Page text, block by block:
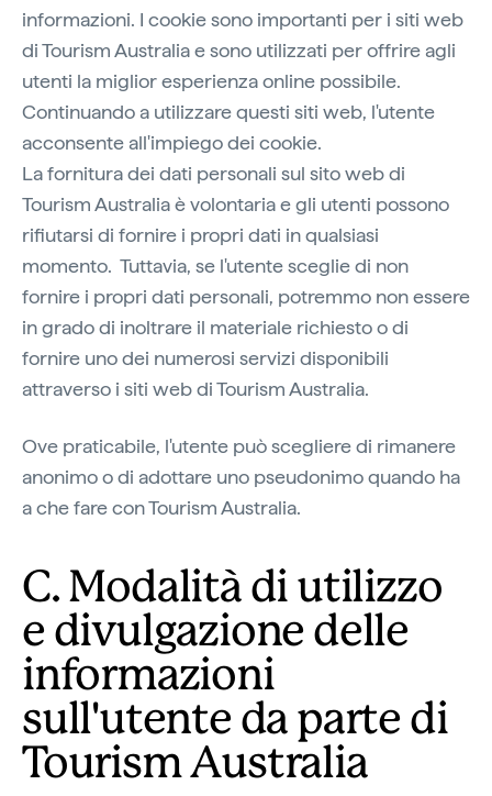
informazioni. I cookie sono importanti per i siti web
di Tourism Australia e sono utilizzati per offrire agli
utenti la miglior esperienza online possibile.
Continuando a utilizzare questi siti web, l'utente
acconsente all'impiego dei cookie.
La fornitura dei dati personali sul sito web di
Tourism Australia è volontaria e gli utenti possono
rifiutarsi di fornire i propri dati in qualsiasi
momento. Tuttavia, se l'utente sceglie di non
fornire i propri dati personali, potremmo non essere
in grado di inoltrare il materiale richiesto o di
fornire uno dei numerosi servizi disponibili
attraverso i siti web di Tourism Australia.
Ove praticabile, l'utente può scegliere di rimanere
anonimo o di adottare uno pseudonimo quando ha
a che fare con Tourism Australia.
C. Modalità di utilizzo
e divulgazione delle
informazioni
sull'utente da parte di
Tourism Australia